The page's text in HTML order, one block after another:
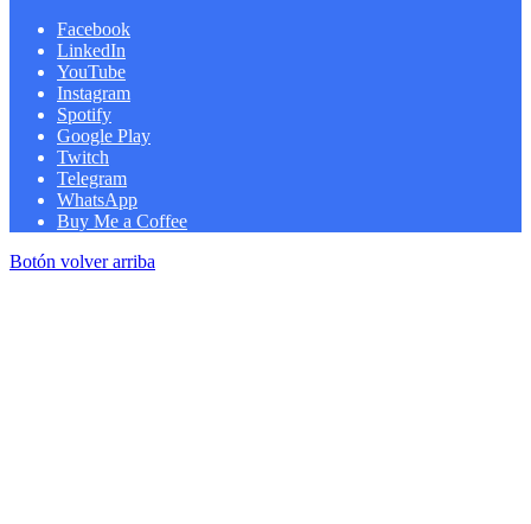
Facebook
LinkedIn
YouTube
Instagram
Spotify
Google Play
Twitch
Telegram
WhatsApp
Buy Me a Coffee
Botón volver arriba